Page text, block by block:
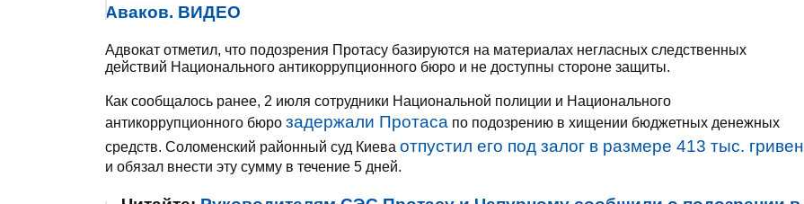
Аваков. ВИДЕО
Адвокат отметил, что подозрения Протасу базируются на материалах негласных следственных
действий Национального антикоррупционного бюро и не доступны стороне защиты.
Как сообщалось ранее, 2 июля сотрудники Национальной полиции и Национального
антикоррупционного бюро задержали Протаса по подозрению в хищении бюджетных денежных
средств. Соломенский районный суд Киева отпустил его под залог в размере 413 тыс. гривен
и обязал внести эту сумму в течение 5 дней.